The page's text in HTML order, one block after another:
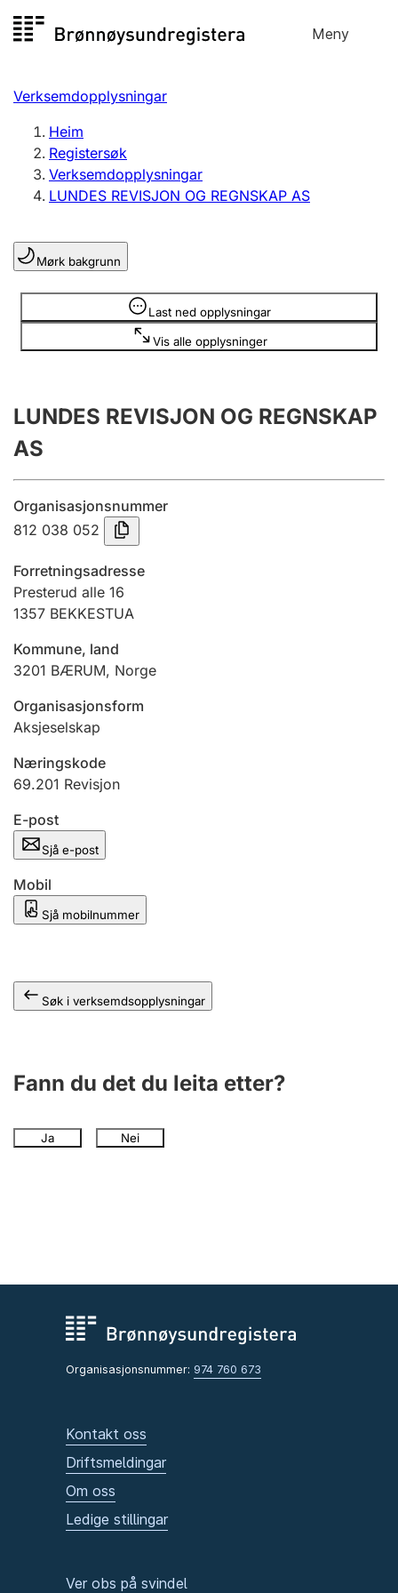
til
Meny
Registersøk
Aksjeselskap
Enkeltpersonføretak
Registrere, endre, slette
Lag og foreining
Registrere, endre, slette
Årsrekneskap
Innsending og forseinkingsgebyr
Tinglysing
Jeger
Betaling og jegeravgiftskort
Ektepaktrettleiaren
Andre tema
Verksemdopplysningar
Heim
Registersøk
Verksemdopplysningar
LUNDES REVISJON OG REGNSKAP AS
Mørk bakgrunn
Last ned opplysningar
Vis alle opplysninger
Opplysninger er skjult
LUNDES REVISJON OG REGNSKAP
AS
Organisasjonsnummer
812 038 052
Forretningsadresse
Presterud alle 16
1357 BEKKESTUA
Kommune, land
3201 BÆRUM, Norge
Organisasjonsform
Aksjeselskap
Næringskode
69.201 Revisjon
E-post
Sjå e-post
Mobil
Sjå mobilnummer
Søk i verksemdsopplysningar
Fann du det du leita etter?
Ja Nei
Organisasjonsnummer: 974 760 673
Kontakt oss
Driftsmeldingar
Om oss
Ledige stillingar
Ver obs på svindel